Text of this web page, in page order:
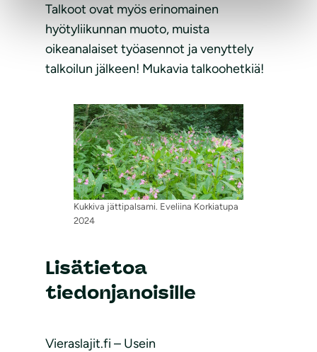
Talkoot ovat myös erinomainen
hyötyliikunnan muoto, muista
oikeanalaiset työasennot ja venyttely
talkoilun jälkeen! Mukavia talkoohetkiä!
Kukkiva jättipalsami. Eveliina Korkiatupa
2024
Lisätietoa
tiedonjanoisille
Vieraslajit.fi – Usein